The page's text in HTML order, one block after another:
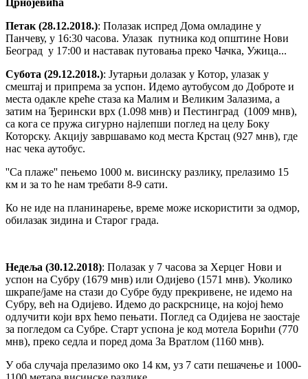
Петак (28.12.2018.): Полазак испред Дома омладине у
Панчеву, у 16:30 часова. Улазак путника код општине Нови
Београд у 17:00 и наставак путовања преко Чачка, Ужица...
Субота (29.12.2018.): Јутарњи долазак у Котор, улазак у
смештај и припрема за успон. Идемо аутобусом до Доброте и
места одакле креће стаза ка Малим и Великим Залазима, а
затим на Ђерински врх (1.098 мнв) и Пестинград (1009 мнв),
са кога се пружа сигурно најлепши поглед на целу Боку
Которску. Акцију завршавамо код места Крстац (927 мнв), где
нас чека аутобус.
''Са плаже'' пењемо 1000 м. висинску разлику, прелазимо 15
км и за то ће нам требати 8-9 сати.
Ко не иде на планинарење, време може искористити за одмор,
обилазак зидина и Старог града.
Недеља (30.12.2018): Полазак у 7 часова за Херцег Нови и
успон на Субру (1679 мнв) или Одијево (1571 мнв). Уколико
шкрапе/јаме на стази до Субре буду прекривене, не идемо на
Субру, већ на Одијево. Идемо до раскрснице, на којој ћемо
одлучити који врх ћемо пењати. Поглед са Одијева не заостаје
за погледом са Субре. Старт успона је код мотела Борићи (770
мнв), преко седла и поред дома За Вратлом (1160 мнв).
У оба случаја прелазимо око 14 км, уз 7 сати пешачење и 1000-